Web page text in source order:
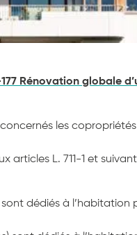
177 Rénovation globale
les
articles L. 711-1 et
dédiés à l’habitation